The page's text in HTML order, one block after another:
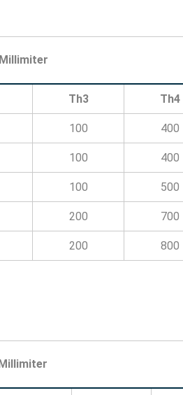
Th3 Th4
100 400
100 400
100 500
200 700
200 800